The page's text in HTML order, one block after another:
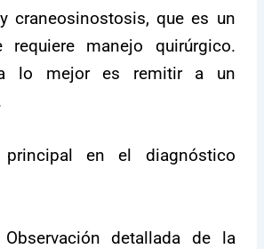
craneosinostosis, que es un
requiere manejo quirúrgico.
lo mejor es remitir a un
en el diagnóstico
Observación detallada de la